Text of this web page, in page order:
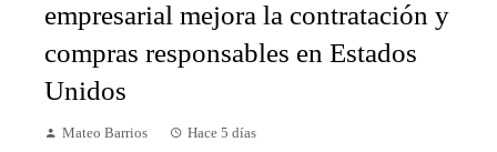
empresarial mejora la contratación y
compras responsables en Estados
Unidos
Mateo Barrios Hace 5 días